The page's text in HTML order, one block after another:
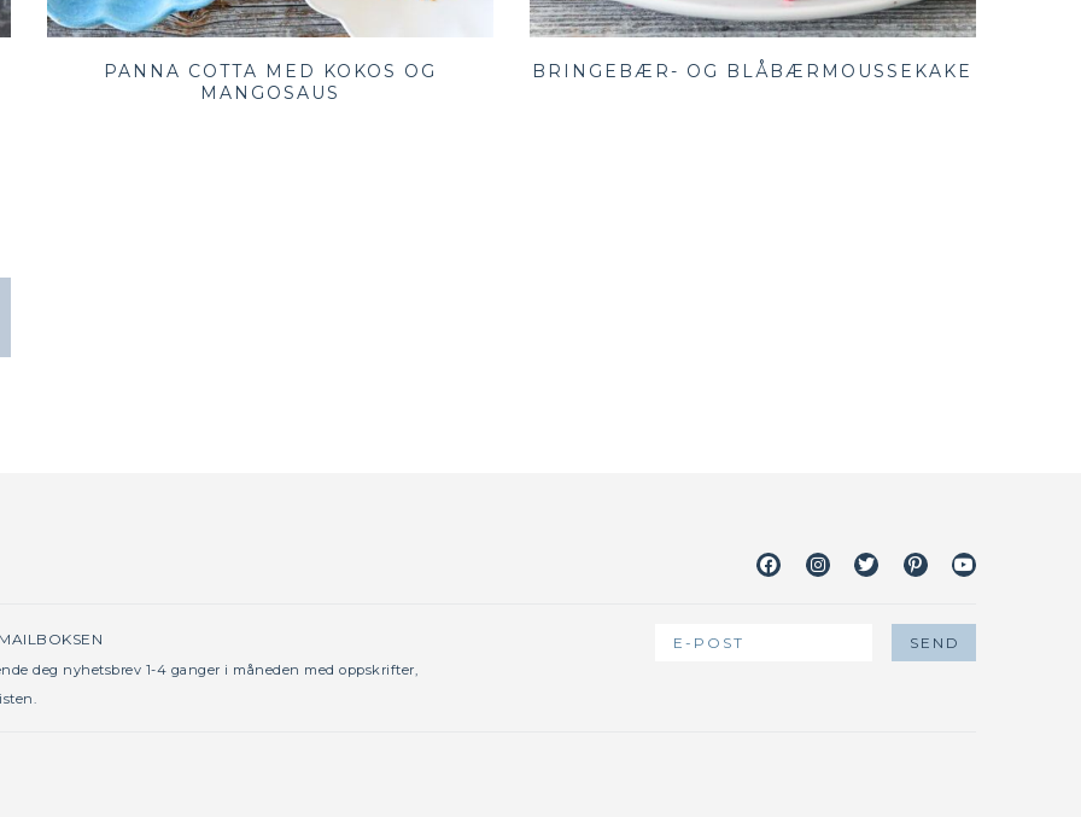
PANNA COTTA MED KOKOS OG
MANGOSAUS
BRINGEBÆR- OG BLÅBÆRMOUSSEKAKE
FacebookInstagramTwitterPinterestYoutube
deg nyhetsbrev 1-4 ganger i måneden med oppskrifter,